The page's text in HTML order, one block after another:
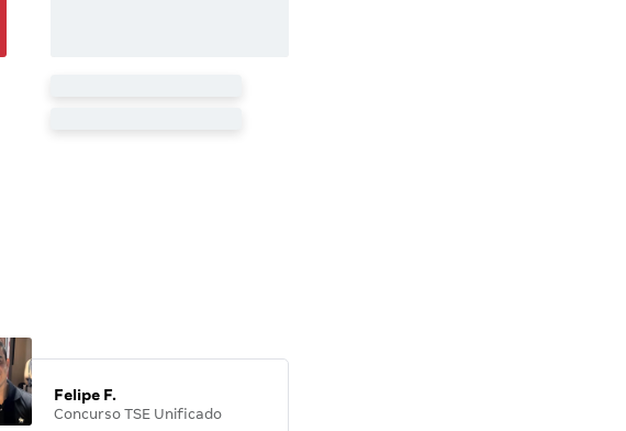
Felipe F.
Concurso TSE Unificado